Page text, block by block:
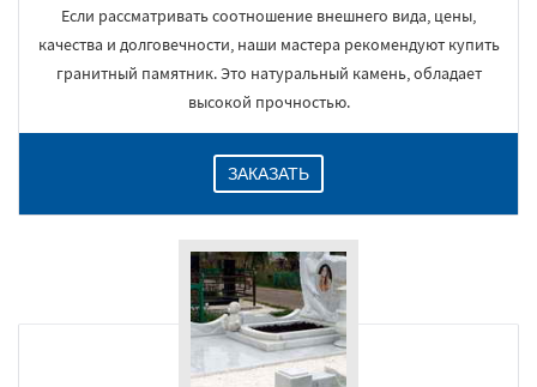
Если рассматривать соотношение внешнего вида, цены,
качества и долговечности, наши мастера рекомендуют купить
гранитный памятник. Это натуральный камень, обладает
высокой прочностью.
ЗАКАЗАТЬ